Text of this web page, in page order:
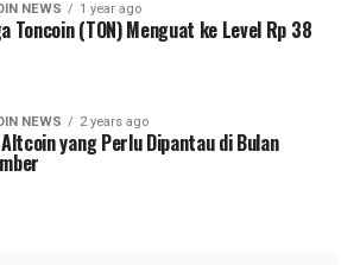
NEWS 1 year ago
Toncoin (TON) Menguat ke Level Rp 38
NEWS 2 years ago
yang Perlu Dipantau di Bulan